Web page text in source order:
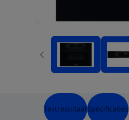
TestresultaatSpecificaties